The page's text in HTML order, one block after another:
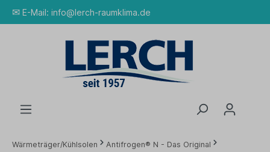
✉ E-Mail: info@lerch-raumklima.de
Wärmeträger/Kühlsolen
Antifrogen® N - Das Original